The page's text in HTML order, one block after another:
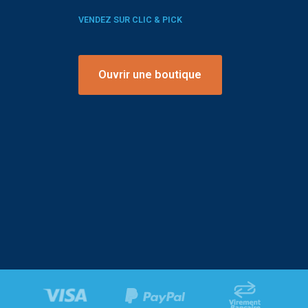
VENDEZ SUR CLIC & PICK
Ouvrir une boutique